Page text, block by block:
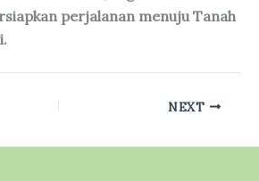
perjalanan menuju Tanah
NEXT